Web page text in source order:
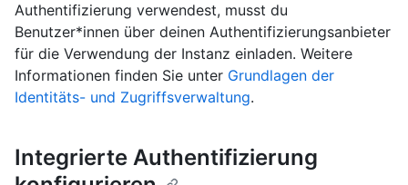
Authentifizierung verwendest, musst du
Benutzer*innen über deinen Authentifizierungsanbieter
für die Verwendung der Instanz einladen. Weitere
Informationen finden Sie unter Grundlagen der
Identitäts- und Zugriffsverwaltung.
Integrierte Authentifizierung